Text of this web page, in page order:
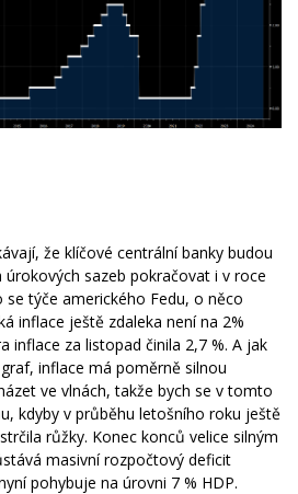
že klíčové centrální banky budou
úrokových sazeb pokračovat i v roce
se týče amerického Fedu, o něco
inflace ještě zdaleka není na 2%
inflace za listopad činila 2,7 %. A jak
inflace má poměrně silnou
ve vlnách, takže bych se v tomto
kdyby v průběhu letošního roku ještě
růžky. Konec konců velice silným
masivní rozpočtový deficit
pohybuje na úrovni 7 % HDP.